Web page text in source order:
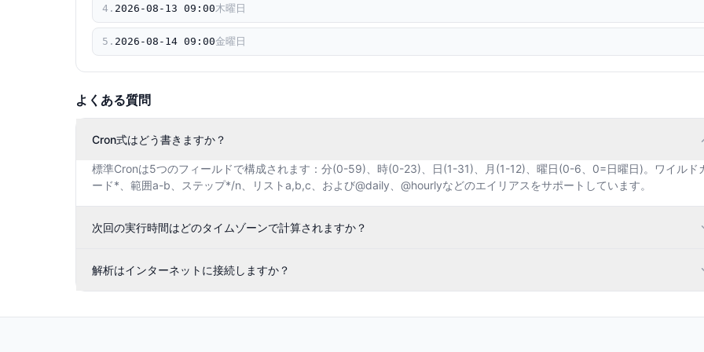
4 . 2026 -08 - 13 09 : 00木曜日
5 . 2026 -08 - 14 09 : 00金曜日
よくある質問
Cron式はどう書きますか？
標準Cronは5つのフィールドで構成されます：分(0-59)、時(0-23)、日(1-31)、月(1-12)、曜日(0-6、0=日曜日)。ワイルド
ード*、範囲a-b、ステップ*/n、リストa,b,c、および@daily、@hourlyなどのエイリアスをサポートしています。
次回の実行時間はどのタイムゾーンで計算されますか？
解析はインターネットに接続しますか？